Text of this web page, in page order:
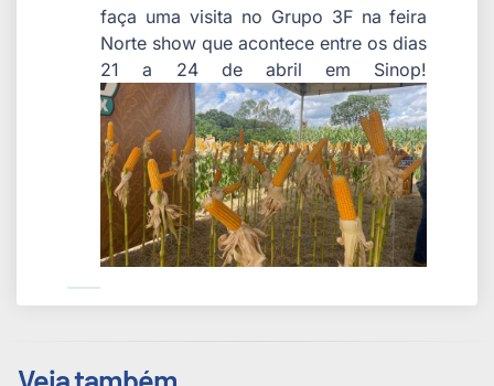
faça uma visita no Grupo 3F na feira
Norte show que acontece entre os dias
21 a 24 de abril em Sinop!